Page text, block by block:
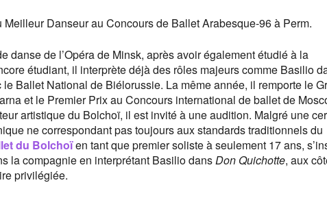
Danseur au Concours de Ballet Arabesque-96 à Perm.
danse de l’Opéra de Minsk, après avoir également étudié à la
étudiant, il interprète déjà des rôles majeurs comme Basilio
le Ballet National de Biélorussie. La même année, il remporte le
et le Premier Prix au Concours international de ballet de
artistique du Bolchoï, il est invité à une audition. Malgré une
ne correspondant pas toujours aux standards traditionnels du
du Bolchoïen tant que premier soliste à seulement 17 ans,
la compagnie en interprétant Basilio dansDon Quichotte, aux
privilégiée.